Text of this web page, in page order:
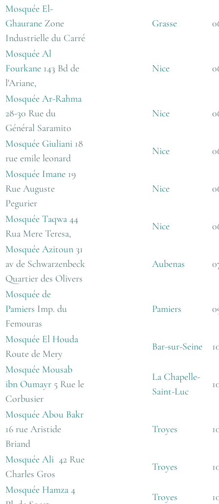
Mosquée El-
Ghaurane Zone
Industrielle du Carré
Grasse
Mosquée Al
Fourkane 143 Bd de
l'Ariane,
Nice
Mosquée Ar-Rahma
28-30 Rue du
Général Saramito
Nice
Mosquée Giuliani 18
rue emile leonard
Nice
Mosquée Imane 19
Rue Auguste
Pegurier
Nice
Mosquée Taqwa 44
Rua Mere Teresa,
Nice
Mosquée Azitoun 31
av de Schwarzenbeck
Quartier des Olivers
Aubenas
Mosquée de
Pamiers Imp. du
Femouras
Pamiers
Mosquée El Houda
Route de Mery
Bar-sur-Seine
Mosquée Mousab
ibn Oumayr 5 Rue le
Corbusier
La Chapelle-
Saint-Luc
Mosquée Abou Bakr
16 rue Aristide
Briand
Troyes
Mosquée Ali 42 Rue
Charles Gros
Troyes
Mosquée Hamza 4
Troyes